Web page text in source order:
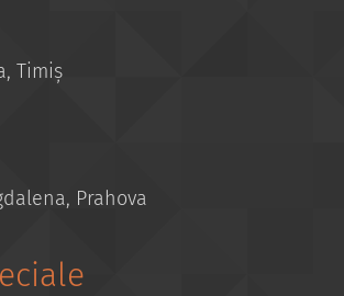
Timiș
Prahova